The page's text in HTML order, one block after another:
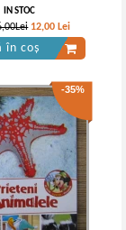
IN STOC
12,00 Lei
în coș
-35%